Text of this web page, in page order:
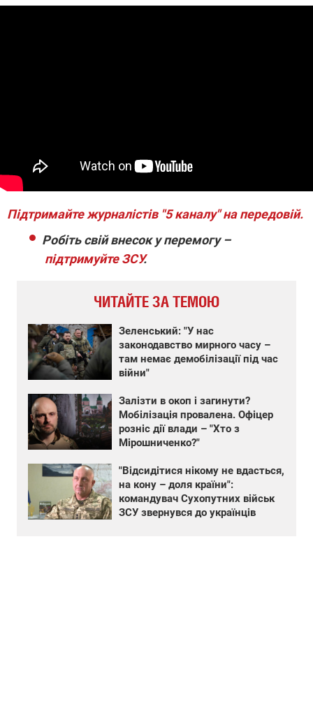
Підтримайте журналістів "5 каналу" на передовій.
Робіть свій внесок у перемогу –
підтримуйте ЗСУ.
ЧИТАЙТЕ ЗА ТЕМОЮ
Зеленський: "У нас
законодавство мирного часу –
там немає демобілізації під час
війни"
Залізти в окоп і загинути?
Мобілізація провалена. Офіцер
розніс дії влади – "Хто з
Мірошниченко?"
"Відсидітися нікому не вдасться,
на кону – доля країни":
командувач Сухопутних військ
ЗСУ звернувся до українців